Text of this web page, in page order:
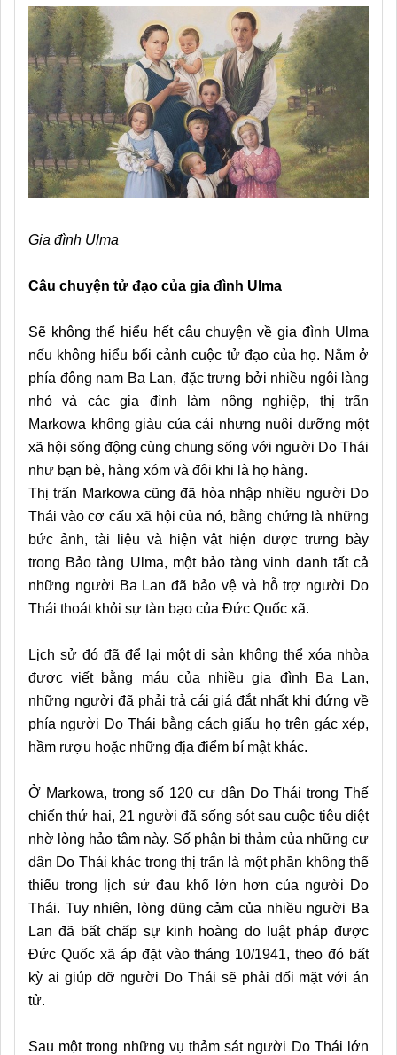
Gia đình Ulma
Câu chuyện tử đạo của gia đình Ulma
Sẽ không thể hiểu hết câu chuyện về gia đình Ulma
nếu không hiểu bối cảnh cuộc tử đạo của họ. Nằm ở
phía đông nam Ba Lan, đặc trưng bởi nhiều ngôi làng
nhỏ và các gia đình làm nông nghiệp, thị trấn
Markowa không giàu của cải nhưng nuôi dưỡng một
xã hội sống động cùng chung sống với người Do Thái
như bạn bè, hàng xóm và đôi khi là họ hàng.
Thị trấn Markowa cũng đã hòa nhập nhiều người Do
Thái vào cơ cấu xã hội của nó, bằng chứng là những
bức ảnh, tài liệu và hiện vật hiện được trưng bày
trong Bảo tàng Ulma, một bảo tàng vinh danh tất cả
những người Ba Lan đã bảo vệ và hỗ trợ người Do
Thái thoát khỏi sự tàn bạo của Đức Quốc xã.
Lịch sử đó đã để lại một di sản không thể xóa nhòa
được viết bằng máu của nhiều gia đình Ba Lan,
những người đã phải trả cái giá đắt nhất khi đứng về
phía người Do Thái bằng cách giấu họ trên gác xép,
hầm rượu hoặc những địa điểm bí mật khác.
Ở Markowa, trong số 120 cư dân Do Thái trong Thế
chiến thứ hai, 21 người đã sống sót sau cuộc tiêu diệt
nhờ lòng hảo tâm này. Số phận bi thảm của những cư
dân Do Thái khác trong thị trấn là một phần không thể
thiếu trong lịch sử đau khổ lớn hơn của người Do
Thái. Tuy nhiên, lòng dũng cảm của nhiều người Ba
Lan đã bất chấp sự kinh hoàng do luật pháp được
Đức Quốc xã áp đặt vào tháng 10/1941, theo đó bất
kỳ ai giúp đỡ người Do Thái sẽ phải đối mặt với án
tử.
Sau một trong những vụ thảm sát người Do Thái lớn